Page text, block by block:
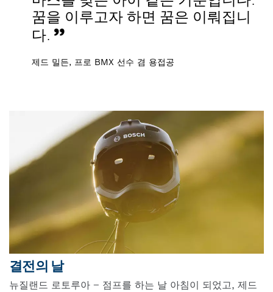
꿈을 이루고자 하면 꿈은 이뤄집니
다.
제드 밀든, 프로 BMX 선수 겸 용접공
결전의 날
뉴질랜드 로토루아 – 점프를 하는 날 아침이 되었고, 제드